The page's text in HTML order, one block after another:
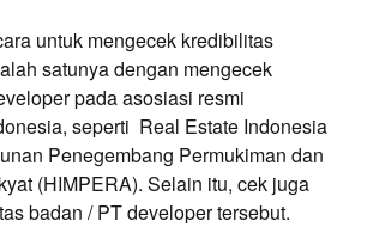
untuk mengecek kredibilitas
satunya dengan mengecek
pada asosiasi resmi
seperti Real Estate Indonesia
Penegembang Permukiman dan
(HIMPERA). Selain itu, cek juga
badan / PT developer tersebut.